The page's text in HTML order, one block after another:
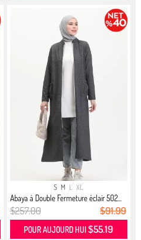
S M L XL
Abaya à Double Fermeture éclair 502...
$257.00 $91.99
POUR AUJOURD HUI$55.19